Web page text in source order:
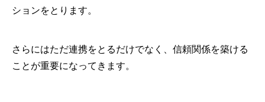
ションをとります。
さらにはただ連携をとるだけでなく、信頼関係を築ける
ことが重要になってきます。